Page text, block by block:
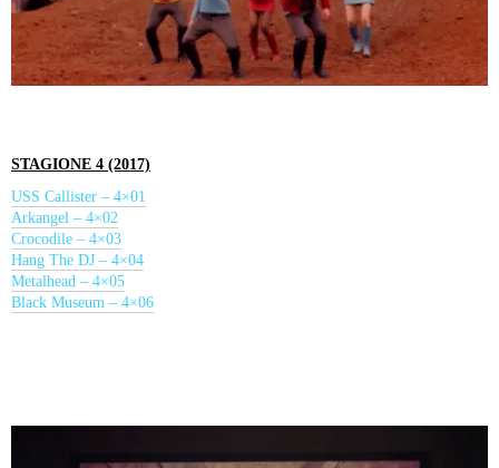
STAGIONE 4 (2017)
USS Callister – 4×01
Arkangel – 4×02
Crocodile – 4×03
Hang The DJ – 4×04
Metalhead – 4×05
Black Museum – 4×06